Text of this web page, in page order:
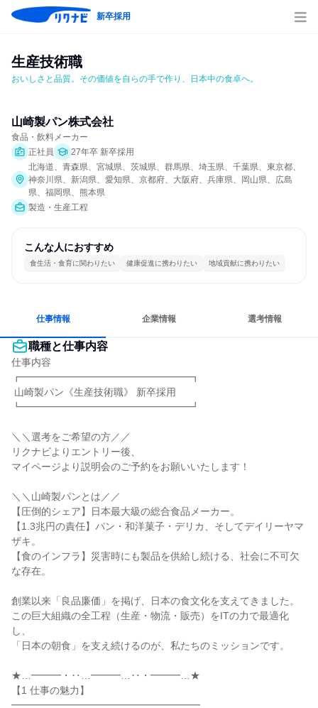
新卒採用
生産技術職
おいしさと品質。その価値を自らの手で作り、日本中の食卓へ。
山崎製パン株式会社
食品・飲料メーカー
正社員
27年卒 新卒採用
北海道、青森県、宮城県、茨城県、群馬県、埼玉県、千葉県、東京都、
神奈川県、新潟県、愛知県、京都府、大阪府、兵庫県、岡山県、広島
県、福岡県、熊本県
製造・生産工程
こんな人におすすめ
食生活・食育に関わりたい 健康促進に携わりたい 地域貢献に携わりたい
仕事情報 企業情報 選考情報
職種と仕事内容
仕事内容
┏━━━━━━━━━━━━━━━━━┓
┗━━━━━━━━━━━━━━━━━┛
＼＼選考をご希望の方／／
リクナビよりエントリー後、
マイページより説明会のご予約をお願いいたします！
＼＼山崎製パンとは／／
【圧倒的シェア】日本最大級の総合食品メーカー。
【1.3兆円の責任】パン・和洋菓子・デリカ、そしてデイリーヤマ
ザキ。
【食のインフラ】災害時にも製品を供給し続ける、社会に不可欠
な存在。
創業以来「良品廉価」を掲げ、日本の食文化を支えてきました。
この巨大組織の全工程（生産・物流・販売）をITの力で最適化
し、
「日本の朝食」を支え続けるのが、私たちのミッションです。
★…━━━・‥…━━━…‥・━━━…★
【1 仕事の魅力】
━━━━━━━━━━━━━━━━━━━